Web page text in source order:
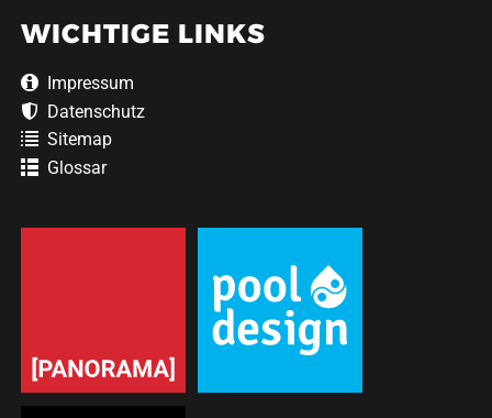
WICHTIGE LINKS
Impressum
Datenschutz
Sitemap
Glossar